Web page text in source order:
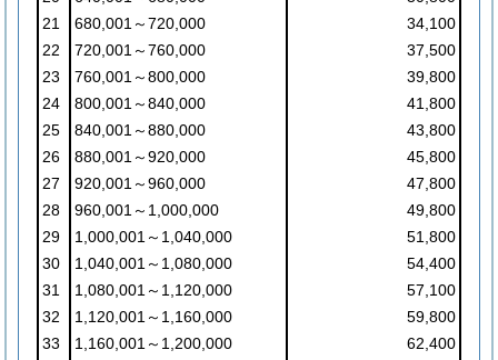
21
680,001～720,000
34,100
22
720,001～760,000
37,500
23
760,001～800,000
39,800
24
800,001～840,000
41,800
25
840,001～880,000
43,800
26
880,001～920,000
45,800
27
920,001～960,000
47,800
28
960,001～1,000,000
49,800
29
1,000,001～1,040,000
51,800
30
1,040,001～1,080,000
54,400
31
1,080,001～1,120,000
57,100
32
1,120,001～1,160,000
59,800
33
1,160,001～1,200,000
62,400